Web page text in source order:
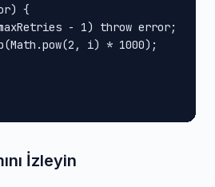
{
- 1) throw error;
i) * 1000);
İzleyin